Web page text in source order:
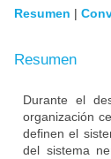
Resumen |
Resumen
Durante el
organización
definen el
del sistema